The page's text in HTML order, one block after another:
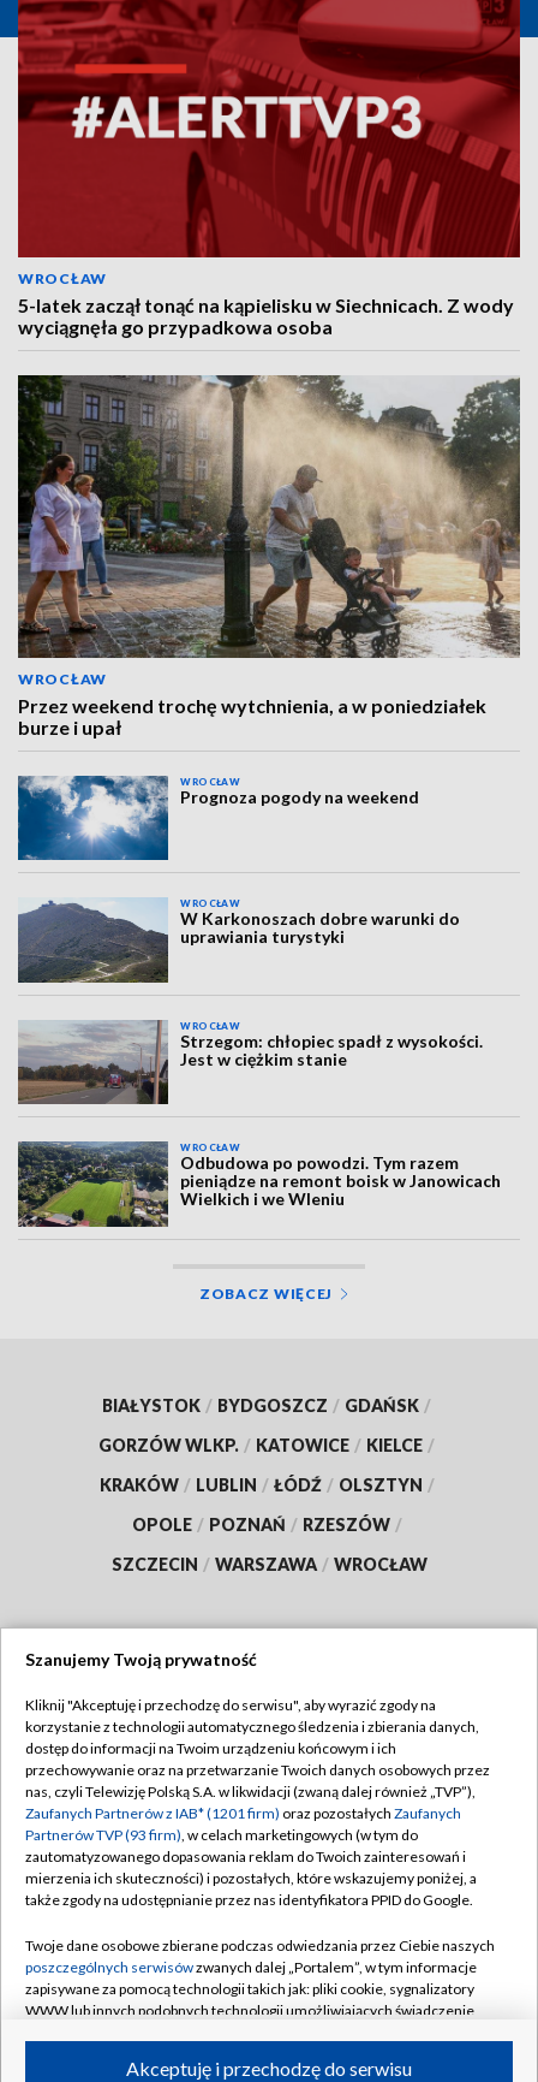
WROCŁAW
5-latek zaczął tonąć na kąpielisku w Siechnicach. Z wody
wyciągnęła go przypadkowa osoba
WROCŁAW
Przez weekend trochę wytchnienia, a w poniedziałek
burze i upał
WROCŁAW
Prognoza pogody na weekend
WROCŁAW
W Karkonoszach dobre warunki do
uprawiania turystyki
WROCŁAW
Strzegom: chłopiec spadł z wysokości.
Jest w ciężkim stanie
WROCŁAW
Odbudowa po powodzi. Tym razem
pieniądze na remont boisk w Janowicach
Wielkich i we Wleniu
ZOBACZ WIĘCEJ
BIAŁYSTOK / BYDGOSZCZ / GDAŃSK /
GORZÓW WLKP. / KATOWICE / KIELCE /
KRAKÓW / LUBLIN / ŁÓDŹ / OLSZTYN /
OPOLE / POZNAŃ / RZESZÓW /
SZCZECIN / WARSZAWA / WROCŁAW
TVP
Abonament TVP
Emisja w TVP
Centrum informacji TVP
Naziemna Telewizja Cyfrowa
Rada Programowa
System NOS
Informacje o nadawcy
Regulamin TVP
Polityka prywatności
Moje zgody
Pomoc
Kontakt
Kanały
Szanujemy Twoją prywatność
Kliknij "Akceptuję i przechodzę do serwisu", aby wyrazić zgody na
korzystanie z technologii automatycznego śledzenia i zbierania danych,
dostęp do informacji na Twoim urządzeniu końcowym i ich
przechowywanie oraz na przetwarzanie Twoich danych osobowych przez
nas, czyli Telewizję Polską S.A. w likwidacji (zwaną dalej również „TVP”),
Zaufanych Partnerów z IAB* (1201 firm) oraz pozostałych Zaufanych
Partnerów TVP (93 firm), w celach marketingowych (w tym do
zautomatyzowanego dopasowania reklam do Twoich zainteresowań i
mierzenia ich skuteczności) i pozostałych, które wskazujemy poniżej, a
także zgody na udostępnianie przez nas identyfikatora PPID do Google.
Twoje dane osobowe zbierane podczas odwiedzania przez Ciebie naszych
poszczególnych serwisówzwanych dalej „Portalem”, w tym informacje
zapisywane za pomocą technologii takich jak: pliki cookie, sygnalizatory
WWW lub innych podobnych technologii umożliwiających świadczenie
ruchu w Internecie.Akceptuję i przechodzę do serwisu